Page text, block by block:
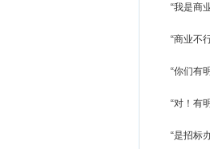
“我是商业
“商业不行
“你们有明
“对！有明
“是招标办